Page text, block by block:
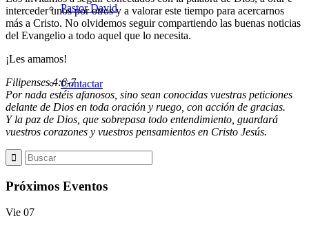
Pastor David
Contactar
interceder unos por otros y a valorar este tiempo para acercarnos
más a Cristo. No olvidemos seguir compartiendo las buenas noticias
del Evangelio a todo aquel que lo necesita.
¡Les amamos!
Filipenses 4:6-7
Por nada estéis afanosos, sino sean conocidas vuestras peticiones
delante de Dios en toda oración y ruego, con acción de gracias.
Y la paz de Dios, que sobrepasa todo entendimiento, guardará
vuestros corazones y vuestros pensamientos en Cristo Jesús.
Próximos Eventos
Vie 07